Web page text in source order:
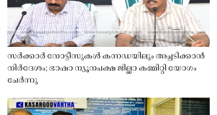
സർക്കാർ നോട്ടീസുകൾ കന്നഡയിലും അച്ചടിക്കാൻ
നിർദേശം; ഭാഷാ ന്യൂനപക്ഷ ജില്ലാ കമ്മിറ്റി യോഗം
ചേർന്നു